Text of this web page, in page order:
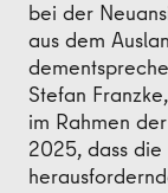
bei der
aus dem
Stefan
im Rahmen
2025, dass